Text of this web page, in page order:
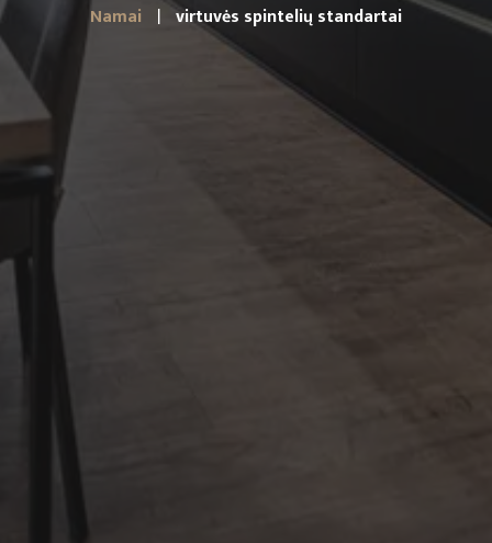
Namai virtuvės spintelių standartai